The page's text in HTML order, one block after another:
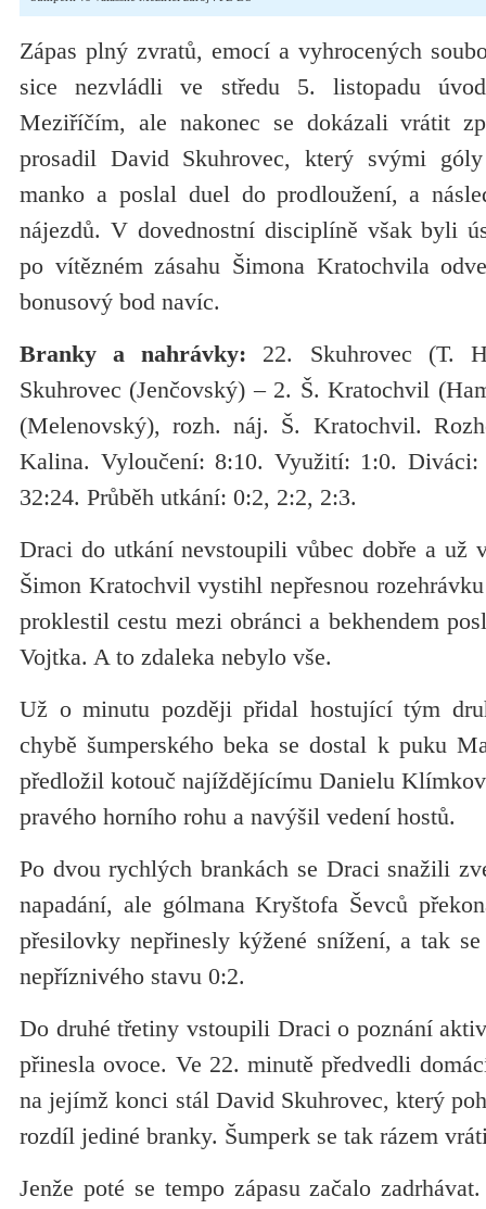
Zápas plný zvratů, emocí a vyhrocených
sice nezvládli ve středu 5. listopadu
Meziříčím, ale nakonec se dokázali vrátit
prosadil David Skuhrovec, který svými góly
manko a poslal duel do prodloužení, a
nájezdů. V dovednostní disciplíně však byli
po vítězném zásahu Šimona Kratochvila
bonusový bod navíc.
Branky a nahrávky: 22. Skuhrovec (T.
Skuhrovec (Jenčovský) – 2. Š. Kratochvil
(Melenovský), rozh. náj. Š. Kratochvil.
Kalina. Vyloučení: 8:10. Využití: 1:0. Diváci:
32:24. Průběh utkání: 0:2, 2:2, 2:3.
Draci do utkání nevstoupili vůbec dobře a už
Šimon Kratochvil vystihl nepřesnou
proklestil cestu mezi obránci a bekhendem
Vojtka. A to zdaleka nebylo vše.
Už o minutu později přidal hostující tým
chybě šumperského beka se dostal k puku
předložil kotouč najíždějícímu Danielu
pravého horního rohu a navýšil vedení hostů.
Po dvou rychlých brankách se Draci snažili
napadání, ale gólmana Kryštofa Ševců
přesilovky nepřinesly kýžené snížení, a tak
nepříznivého stavu 0:2.
Do druhé třetiny vstoupili Draci o poznání
přinesla ovoce. Ve 22. minutě předvedli
na jejímž konci stál David Skuhrovec, který
rozdíl jediné branky. Šumperk se tak rázem
Jenže poté se tempo zápasu začalo